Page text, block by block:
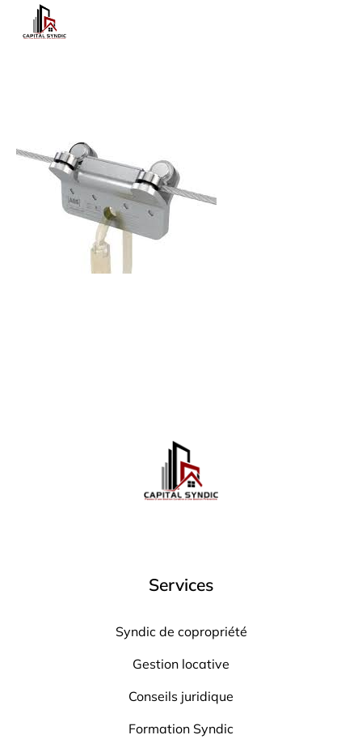
Services
Syndic de copropriété
Gestion locative
Conseils juridique
Formation Syndic